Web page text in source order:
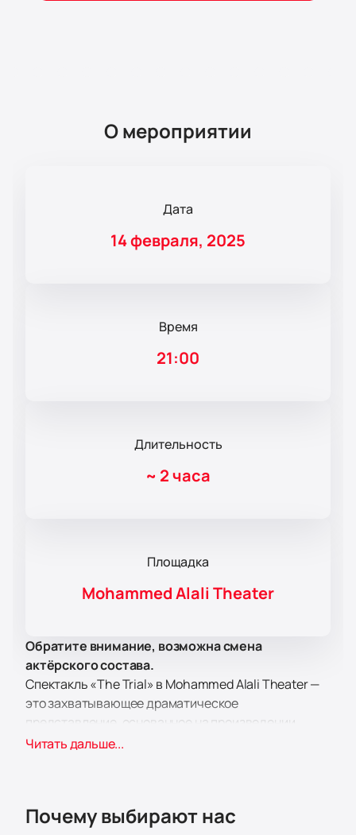
О мероприятии
Дата
14 февраля, 2025
Время
21:00
Длительность
~ 2 часа
Площадка
Mohammed Alali Theater
Обратите внимание, возможна смена
актёрского состава.
Спектакль «The Trial» в Mohammed Alali Theater —
это захватывающее драматическое
представление, основанное на произведении
Агаты Кристи, которое переносит зрителей в мир
расследования по делу об убийстве. Его адвокат
Читать дальше...
Почему выбирают нас